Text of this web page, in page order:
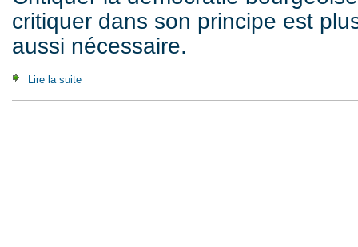
critiquer dans son principe est
aussi nécessaire.
Lire la suite